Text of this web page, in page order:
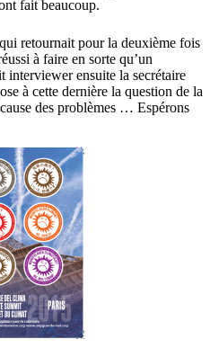
fait beaucoup.
retournait pour la deuxième fois
à faire en sorte qu’un
interviewer ensuite la secrétaire
à cette dernière la question de la
des problèmes … Espérons